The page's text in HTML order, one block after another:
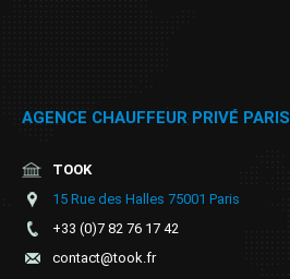
AGENCE CHAUFFEUR PRIVÉ PARIS
TOOK
15 Rue des Halles 75001 Paris
+33 (0)7 82 76 17 42
contact@took.fr